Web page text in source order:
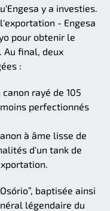
y a investies.
- Engesa
pour obtenir le
Au final, deux
:
rayé de 105
perfectionnés
à âme lisse de
d'un tank de
baptisée ainsi
légendaire du